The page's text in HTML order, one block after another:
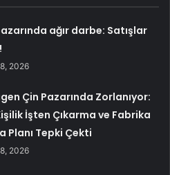
ağır darbe: Satışlar
2026
Çin Pazarında Zorlanıyor:
İşten Çıkarma ve Fabrika
Planı Tepki Çekti
2026